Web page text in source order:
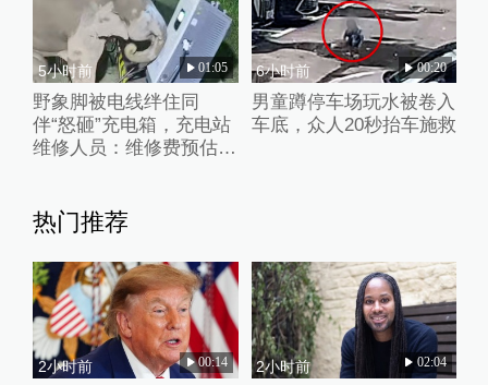
5小时前 01:05
野象脚被电线绊住同
伴“怒砸”充电箱，充电站
维修人员：维修费预估2
6小时前 00:20
男童蹲停车场玩水被卷入
车底，众人20秒抬车施救
热门推荐
2小时前 00:14 2小时前 02:04